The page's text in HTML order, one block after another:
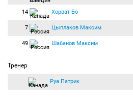
14 Хорват Бо
7 Цыплаков Максим
49 Шабанов Максим
Тренер
Руа Патрик